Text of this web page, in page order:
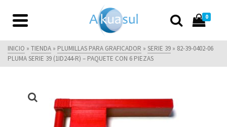
0
INICIO » TIENDA » PLUMILLAS PARA GRAFICADOR » SERIE 39 » 82-39-0402-06
PLUMA SERIE 39 (1ID244-R) – PAQUETE CON 6 PIEZAS